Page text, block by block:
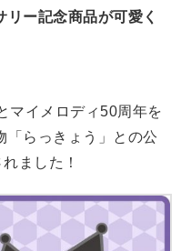
ー記念商品が可愛く
マイメロディ50周年を
「らっきょう」との公
ました！